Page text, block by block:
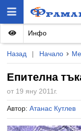
Назад | Начало
Епителна
от 19 яну 2011г.
Автор: Атанас Кутлев
Инфо